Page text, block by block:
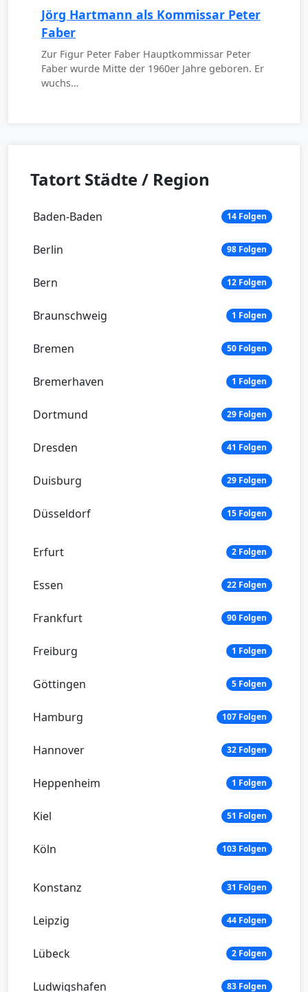
Jörg Hartmann als Kommissar Peter
Faber
Zur Figur Peter Faber Hauptkommissar Peter
Faber wurde Mitte der 1960er Jahre geboren. Er
wuchs…
Tatort Städte / Region
Baden-Baden 14 Folgen
Berlin 98 Folgen
Bern 12 Folgen
Braunschweig 1 Folgen
Bremen 50 Folgen
Bremerhaven 1 Folgen
Dortmund 29 Folgen
Dresden 41 Folgen
Duisburg 29 Folgen
Düsseldorf 15 Folgen
Erfurt 2 Folgen
Essen 22 Folgen
Frankfurt 90 Folgen
Freiburg 1 Folgen
Göttingen 5 Folgen
Hamburg 107 Folgen
Hannover 32 Folgen
Heppenheim 1 Folgen
Kiel 51 Folgen
Köln 103 Folgen
Konstanz 31 Folgen
Leipzig 44 Folgen
Lübeck 2 Folgen
Ludwigshafen 83 Folgen